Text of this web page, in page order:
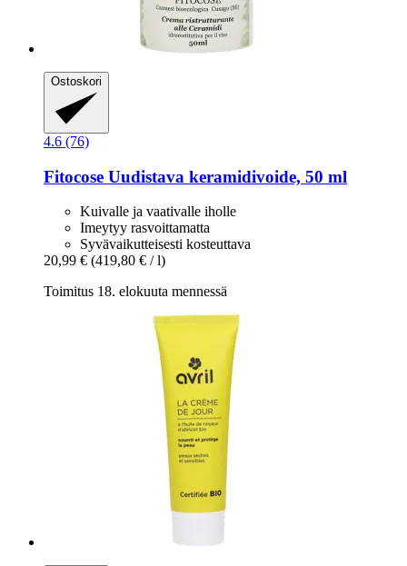
Ostoskori
4.6 (76)
Fitocose Uudistava keramidivoide, 50 ml
Kuivalle ja vaativalle iholle
Imeytyy rasvoittamatta
Syvävaikutteisesti kosteuttava
20,99 € (419,80 € / l)
Toimitus 18. elokuuta mennessä